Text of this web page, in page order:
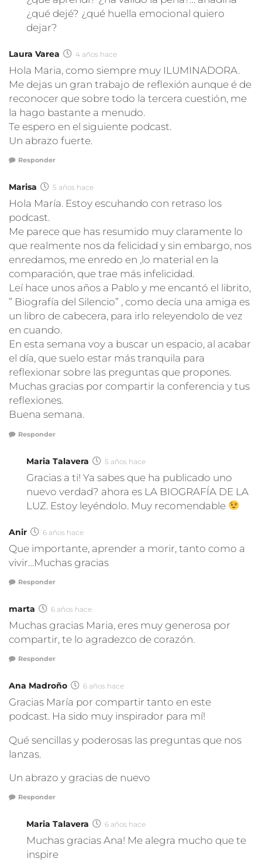
¿qué dejé? ¿qué huella emocional quiero
dejar?
Laura Varea 4 años hace
Hola Maria, como siempre muy ILUMINADORA.
Me dejas un gran trabajo de reflexión aunque é de
reconocer que sobre todo la tercera cuestión, me
la hago bastante a menudo.
Te espero en el siguiente podcast.
Un abrazo fuerte.
Responder
Marisa 5 años hace
Hola María. Estoy escuhando con retraso los
podcast.
Me parece que has resumido muy claramente lo
que realmente nos da felicidad y sin embargo, nos
enredamos, me enredo en ,lo material en la
comparación, que trae más infelicidad.
Leí hace unos años a Pablo y me encantó el librito,
” Biografía del Silencio” , como decía una amiga es
un libro de cabecera, para irlo releyendolo de vez
en cuando.
En esta semana voy a buscar un espacio, al acabar
el día, que suelo estar más tranquila para
reflexionar sobre las preguntas que propones.
Muchas gracias por compartir la conferencia y tus
reflexiones.
Buena semana.
Responder
Maria Talavera 5 años hace
Gracias a ti! Ya sabes que ha publicado uno
nuevo verdad? ahora es LA BIOGRAFÍA DE LA
LUZ. Estoy leyéndolo. Muy recomendable
Anir 6 años hace
Que importante, aprender a morir, tanto como a
vivir…Muchas gracias
Responder
marta 6 años hace
Muchas gracias Maria, eres muy generosa por
compartir, te lo agradezco de corazón.
Responder
Ana Madroño 6 años hace
Gracias María por compartir tanto en este
podcast. Ha sido muy inspirador para mí!
Qué sencillas y poderosas las preguntas que nos
lanzas.
Un abrazo y gracias de nuevo
Responder
Maria Talavera 6 años hace
Muchas gracias Ana! Me alegra mucho que te
inspire